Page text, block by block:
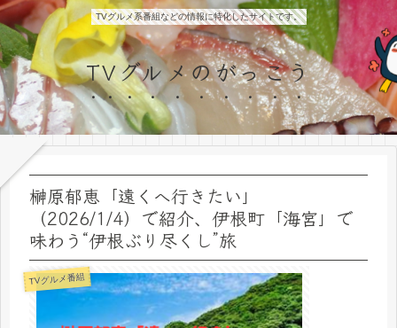
TVグルメ系番組などの情報に特化したサイトです。
TVグルメのがっこう
榊原郁恵「遠くへ行きたい」
（2026/1/4）で紹介、伊根町「海宮」で
味わう“伊根ぶり尽くし”旅
TVグルメ番組